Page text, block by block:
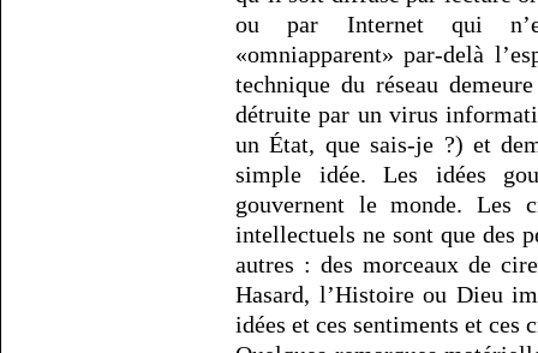
ou par Internet qui
«omniapparent» par-delà
technique du réseau
détruite par un virus
un État, que sais-je ?) et
simple idée. Les idées
gouvernent le monde. Les
intellectuels ne sont que des
autres : des morceaux de
Hasard, l’Histoire ou Dieu
idées et ces sentiments et ces